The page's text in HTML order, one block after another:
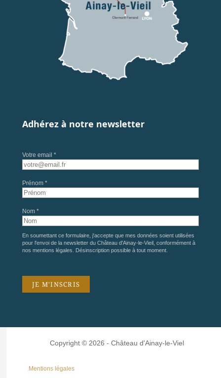
Adhérez à notre newsletter
Votre email *
Prénom *
Nom *
En soumettant ce formulaire, j'accepte que mes données soient utilisées
pour l'envoi de la newsletter du Château d'Ainay-le-Vieil, conformément à
nos mentions légales . Désinscription possible à tout moment.
Copyright © 2026 - Château d'Ainay-le-Viel
Mentions légales